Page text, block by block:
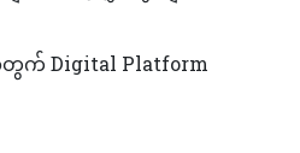
အတွက် Digital Platform